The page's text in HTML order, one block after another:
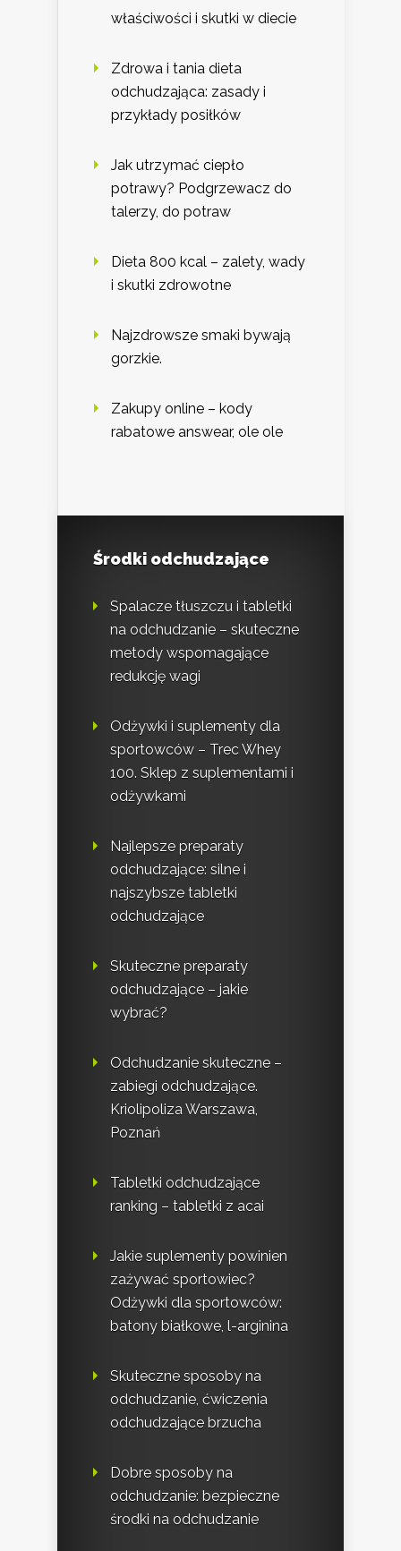
właściwości i skutki w diecie
Zdrowa i tania dieta
odchudzająca: zasady i
przykłady posiłków
Jak utrzymać ciepło
potrawy? Podgrzewacz do
talerzy, do potraw
Dieta 800 kcal – zalety, wady
i skutki zdrowotne
Najzdrowsze smaki bywają
gorzkie.
Zakupy online – kody
rabatowe answear, ole ole
Środki odchudzające
Spalacze tłuszczu i tabletki
na odchudzanie – skuteczne
metody wspomagające
redukcję wagi
Odżywki i suplementy dla
sportowców – Trec Whey
100. Sklep z suplementami i
odżywkami
Najlepsze preparaty
odchudzające: silne i
najszybsze tabletki
odchudzające
Skuteczne preparaty
odchudzające – jakie
wybrać?
Odchudzanie skuteczne –
zabiegi odchudzające.
Kriolipoliza Warszawa,
Poznań
Tabletki odchudzające
ranking – tabletki z acai
Jakie suplementy powinien
zażywać sportowiec?
Odżywki dla sportowców:
batony białkowe, l-arginina
Skuteczne sposoby na
odchudzanie, ćwiczenia
odchudzające brzucha
Dobre sposoby na
odchudzanie: bezpieczne
środki na odchudzanie